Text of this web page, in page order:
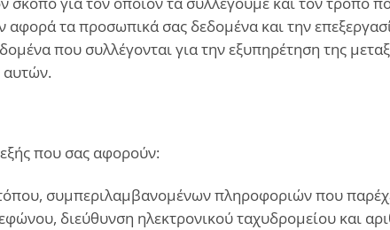
αφορά τα προσωπικά σας δεδομένα και την
που συλλέγονται για την εξυπηρέτηση της
αυτών.
που σας αφορούν:
συμπεριλαμβανομένων πληροφοριών που
διεύθυνση ηλεκτρονικού ταχυδρομείου και